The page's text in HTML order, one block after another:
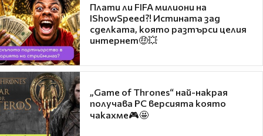
Плати ли FIFA милиони на
IShowSpeed?! Истината зад
сделката, която разтърси целия
интернет🤑💥
„Game of Thrones“ най-накрая
получава PC версията която
чакахме🎮🤩